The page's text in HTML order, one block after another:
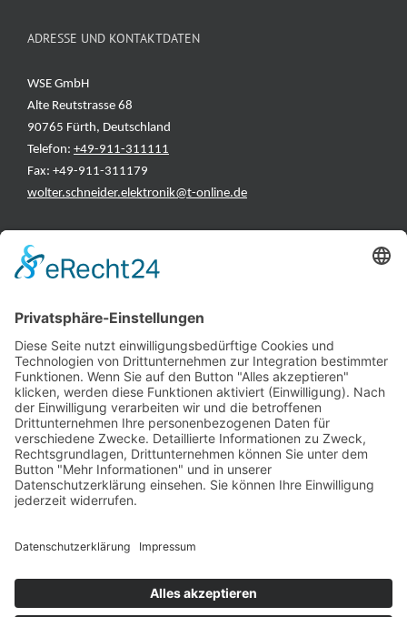
ADRESSE UND KONTAKTDATEN
WSE GmbH
Alte Reutstrasse 68
90765 Fürth, Deutschland
Telefon: +49-911-311111
Fax: +49-911-311179
wolter.schneider.elektronik@t-online.de
INFORMATIONEN
Hersteller
Fehlerliste
Impressum
Datenschutzerklärung